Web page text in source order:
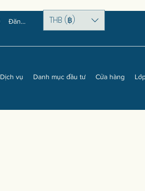
Đăng nhập THB (฿)
Dịch vụ Danh mục đầu tư Cửa hàng